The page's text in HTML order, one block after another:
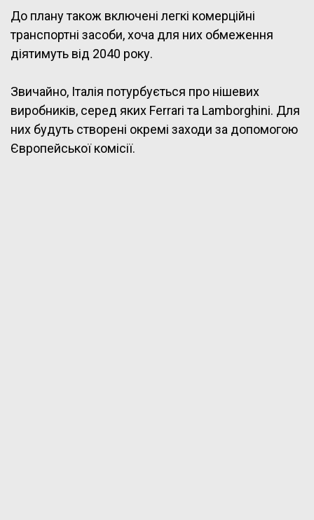
До плану також включені легкі комерційні
транспортні засоби, хоча для них обмеження
діятимуть від 2040 року.
Звичайно, Італія потурбується про нішевих
виробників, серед яких Ferrari та Lamborghini. Для
них будуть створені окремі заходи за допомогою
Європейської комісії.